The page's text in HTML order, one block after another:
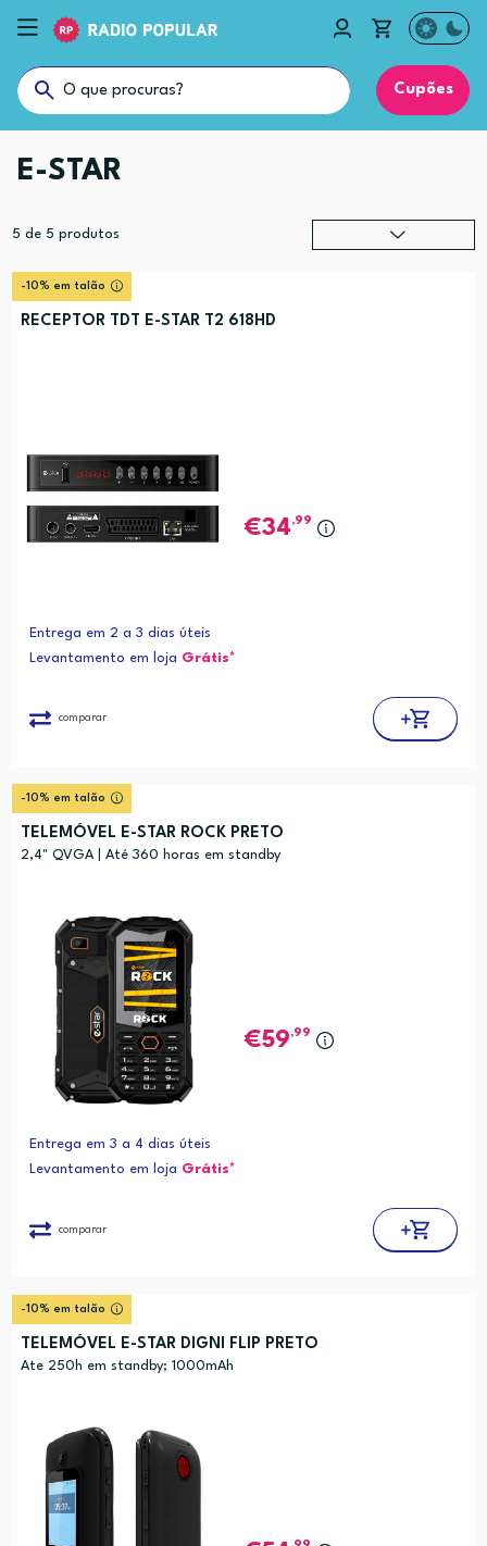
Cupões
E-STAR
5 de 5 produtos
-10% em talão
RECEPTOR TDT E-STAR T2 618HD
34,99
Entrega em 2 a 3 dias úteis
Levantamento em loja Grátis*
comparar
-10% em talão
TELEMÓVEL E-STAR ROCK PRETO
2,4" QVGA | Até 360 horas em standby
59,99
Entrega em 3 a 4 dias úteis
Levantamento em loja Grátis*
comparar
-10% em talão
TELEMÓVEL E-STAR DIGNI FLIP PRETO
Ate 250h em standby; 1000mAh